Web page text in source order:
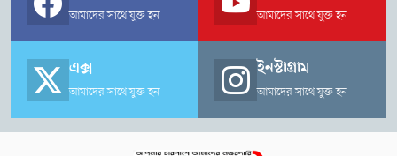
আমাদের সাথে যুক্ত হন আমাদের সাথে যুক্ত হন
এক্স
আমাদের সাথে যুক্ত হন
ইনস্টাগ্রাম
আমাদের সাথে যুক্ত হন